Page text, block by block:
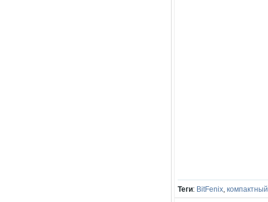
Теги: BitFenix, компактный